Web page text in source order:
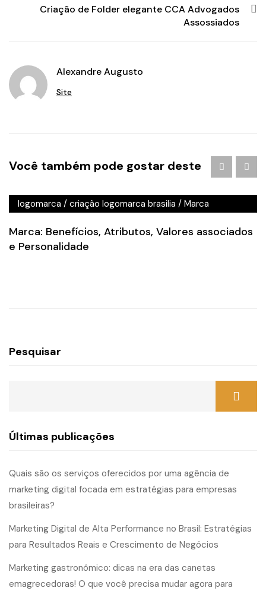
Criação de Folder elegante CCA Advogados
Assossiados
Alexandre Augusto
Site
Você também pode gostar deste
agencia de
publicidade em brasilia/Branding/ criação de logo
logomarca / criação logomarca brasilia / Marca
Marca: Benefícios, Atributos, Valores associados
e Personalidade
Pesquisar
Últimas publicações
Quais são os serviços oferecidos por uma agência de
marketing digital focada em estratégias para empresas
brasileiras?
Marketing Digital de Alta Performance no Brasil: Estratégias
para Resultados Reais e Crescimento de Negócios
Marketing gastronômico: dicas na era das canetas
emagrecedoras! O que você precisa mudar agora para